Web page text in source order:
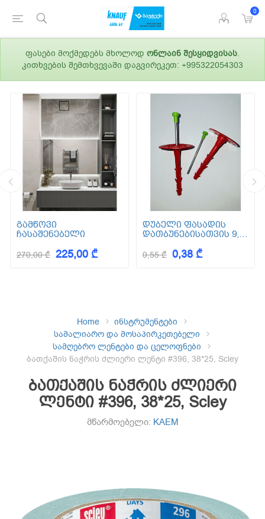
0
ფასები მოქმედებს მხოლოდ ონლაინ შესყიდვისას.
კითხვების შემთხვევაში დაგვირეკეთ: +995322054303
გამწოვი
ჩასაშენებელი
270,00 ₾ 225,00 ₾
დუბელი ფასადის
დათბუნებისათვის 9,5
0,55 ₾ 0,38 ₾
Home
ინსტრუმენტები
სამალიარო და მოსაპირკეთებელი
სამღებრო ლენტები და ცელოფნები
ბათქაშის ნაჭრის ძლიერი ლენტი #396, 38*25, Scley
ბათქაშის ნაჭრის ძლიერი
ლენტი #396, 38*25, Scley
მწარმოებელი: KAEM